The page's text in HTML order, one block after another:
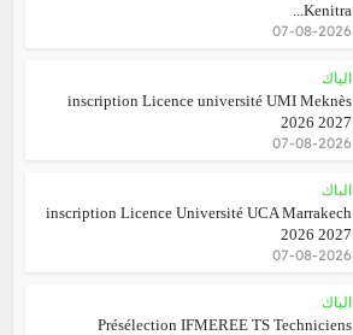
Kenitra...
07-08-2026
الباك
inscription Licence université UMI Meknès
2026 2027
07-08-2026
الباك
inscription Licence Université UCA Marrakech
2026 2027
07-08-2026
الباك
Présélection IFMEREE TS Techniciens